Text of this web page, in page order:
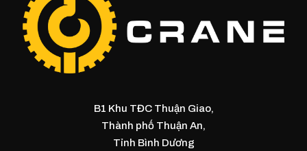
B1 Khu TĐC Thuận Giao,
Thành phố Thuận An,
Tỉnh Bình Dương